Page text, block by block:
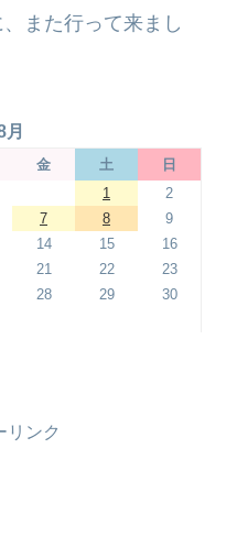
また行って来まし
金 土
日
1
2
7 8
9
14 15
16
21 22
23
28 29
30
リンク